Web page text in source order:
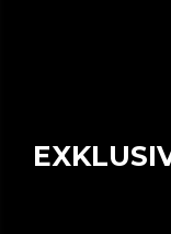
EXKLUSIVER MOTOR AUS 100